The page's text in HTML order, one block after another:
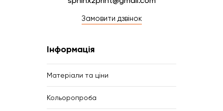
Замовити дзвінок
Інформація
Матеріали та ціни
Кольоропроба